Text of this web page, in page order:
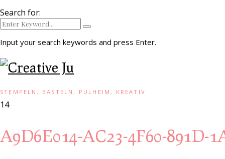
Search for:
Input your search keywords and press Enter.
STEMPELN, BASTELN, PULHEIM, KREATIV
14
A9D6E014-AC23-4F60-891D-